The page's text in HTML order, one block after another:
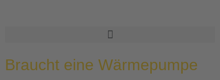
Braucht eine Wärmepumpe